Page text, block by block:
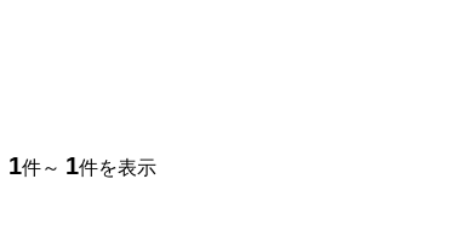
1件～ 1件を表示